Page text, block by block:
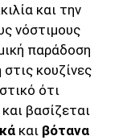
και την
νόστιμους
παράδοση
κουζίνες
ότι
βασίζεται
και βότανα